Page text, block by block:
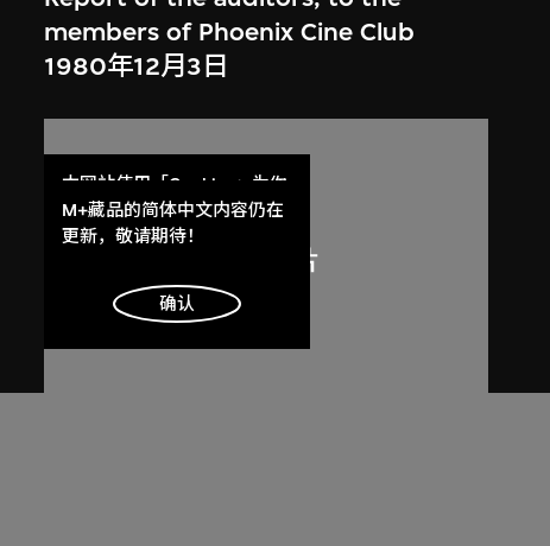
members of Phoenix Cine Club
1980年12月3日
本网站使用「Cookies」为你
提供最好的网站体验。
了解更多
明白
M+藏品的简体中文内容仍在
更新，敬请期待！
确认